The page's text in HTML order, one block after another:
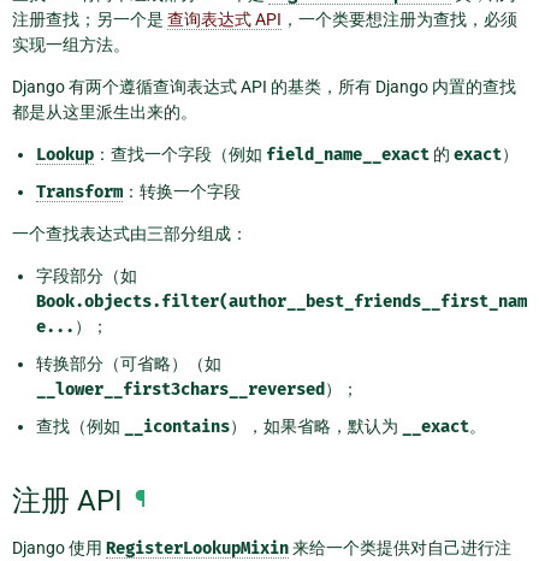
注册查找；另一个是 查询表达式 API ，一个类要想注册为查找，必须
实现一组方法。
Django 有两个遵循查询表达式 API 的基类，所有 Django 内置的查找
都是从这里派生出来的。
Lookup ：查找一个字段（例如 field_name__exact 的 exact）
Transform ：转换一个字段
一个查找表达式由三部分组成：
字段部分（如
Book.objects.filter(author__best_friends__first_nam
e... ）；
转换部分（可省略）（如
__lower__first3chars__reversed ）；
查找（例如
__icontains），如果省略，默认为 __exact。
注册 API ¶
Django 使用 RegisterLookupMixin来给一个类提供对自己进行注